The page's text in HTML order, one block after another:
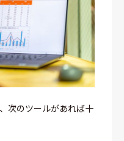
次のツールがあれば十